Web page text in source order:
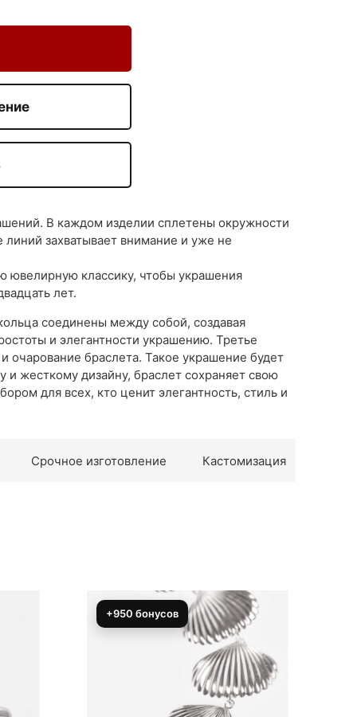
В каждом изделии сплетены окружности
захватывает внимание и уже не
ювелирную классику, чтобы украшения
лет.
соединены между собой, создавая
и элегантности украшению. Третье
браслета. Такое украшение будет
и жесткому дизайну, браслет сохраняет свою
для всех, кто ценит элегантность, стиль и
Срочное изготовление Кастомизация
+1825 бонусов